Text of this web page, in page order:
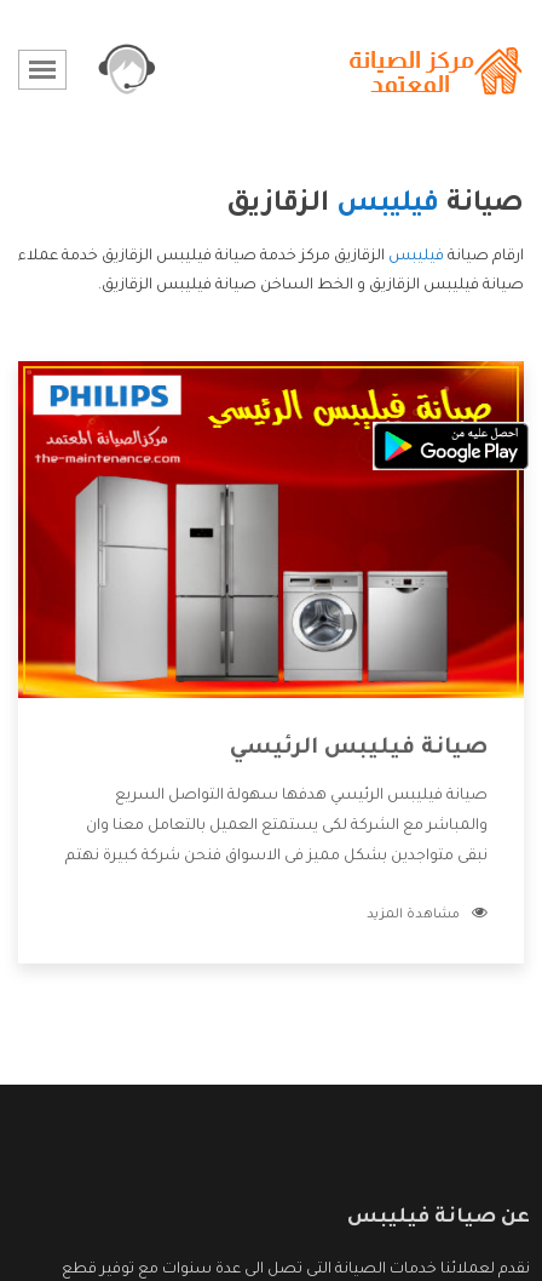
صيانة فيليبس الزقازيق
ارقام صيانة فيليبس الزقازيق مركز خدمة صيانة فيليبس الزقازيق خدمة عملاء
صيانة فيليبس الزقازيق و الخط الساخن صيانة فيليبس الزقازيق.
صيانة فيليبس الرئيسي
صيانة فيليبس الرئيسي هدفها سهولة التواصل السريع
والمباشر مع الشركة لكى يستمتع العميل بالتعامل معنا وان
نبقى متواجدين بشكل مميز فى الاسواق فنحن شركة كبيرة نهتم
الشركة بها والتى تكون منها خدمة الصيانة التى تكون من أهم
مشاهدة المزيد
عن صيانة فيليبس
نقدم لعملائنا خدمات الصيانة التى تصل الى عدة سنوات مع توفير قطع